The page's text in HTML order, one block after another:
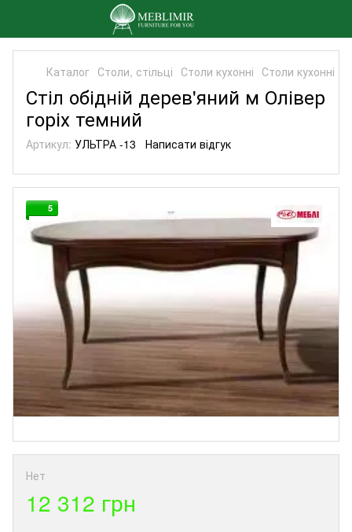
Каталог Столи, стільці Столи кухонні Столи кухонні
Стіл обідній дерев'яний м Олівер
горіх темний
Артикул: УЛЬТРА -13 Написати відгук
5
Нет
12 312 грн